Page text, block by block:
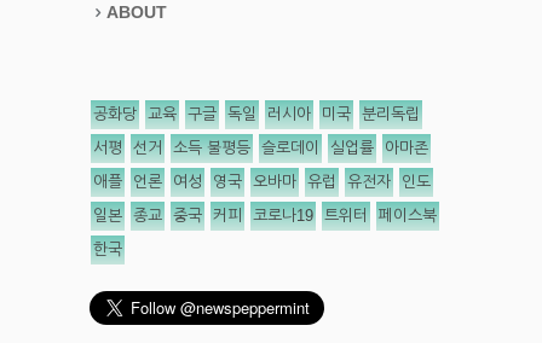
ABOUT
공화당 교육 구글 독일 러시아 미국 분리독립
서평 선거 소득 불평등 슬로데이 실업률 아마존
애플 언론 여성 영국 오바마 유럽 유전자 인도
일본 종교 중국 커피 코로나19 트위터 페이스북
한국